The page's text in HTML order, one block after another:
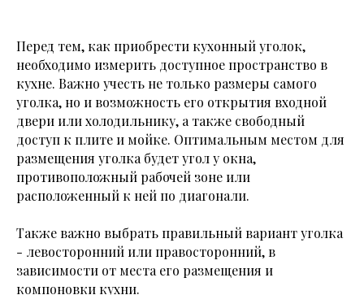
Перед тем, как приобрести кухонный уголок,
необходимо измерить доступное пространство в
кухне. Важно учесть не только размеры самого
уголка, но и возможность его открытия входной
двери или холодильнику, а также свободный
доступ к плите и мойке. Оптимальным местом для
размещения уголка будет угол у окна,
противоположный рабочей зоне или
расположенный к ней по диагонали.
Также важно выбрать правильный вариант уголка
- левосторонний или правосторонний, в
зависимости от места его размещения и
компоновки кухни.